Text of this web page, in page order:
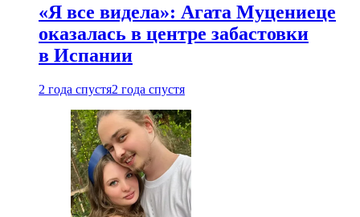
«Я все видела»: Агата Муцениеце
оказалась в центре забастовки
в Испании
2 года спустя2 года спустя